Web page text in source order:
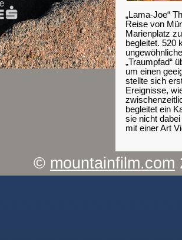
„Lama-Joe“
Reise von
Marienplatz
begleitet. 520
„Traumpfad“
um einen
stellte sich
Ereignisse,
begleitet ein
sie nicht
mit einer Art
© mountainfilm.com